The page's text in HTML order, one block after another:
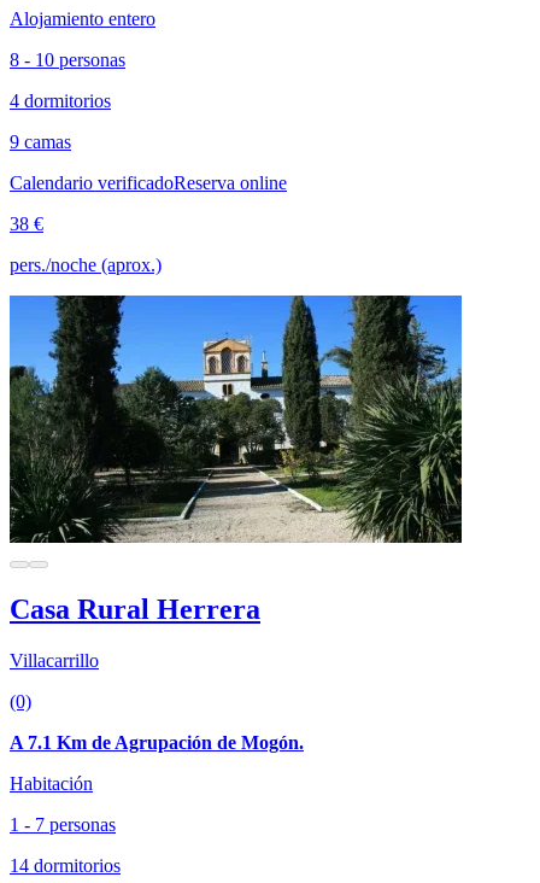
Alojamiento entero
8 - 10 personas
4 dormitorios
9 camas
Calendario verificadoReserva online
38 €
pers./noche (aprox.)
Casa Rural Herrera
Villacarrillo
(0)
A 7.1 Km de Agrupación de Mogón.
Habitación
1 - 7 personas
14 dormitorios